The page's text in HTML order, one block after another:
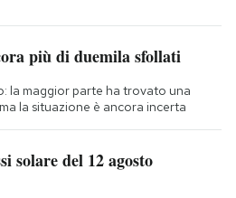
più di duemila sfollati
la maggior parte ha trovato una
la situazione è ancora incerta
solare del 12 agosto